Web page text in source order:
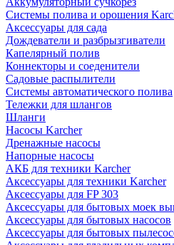
Системы полива и орошения
Аксессуары для сада
Дождеватели и разбрызгиватели
Капелярный полив
Коннекторы и соеденители
Садовые распылители
Системы автоматического полива
Тележки для шлангов
Шланги
Насосы Karcher
Дренажные насосы
Напорные насосы
АКБ для техники Karcher
Аксессуары для техники Karcher
Аксессуары для FP 303
Аксессуары для бытовых моек
Аксессуары для бытовых насосов
Аксессуары для бытовых